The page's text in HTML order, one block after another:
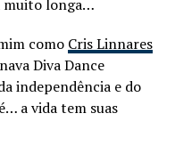
muito longa…
como Cris Linnares
Diva Dance
independência e do
a vida tem suas